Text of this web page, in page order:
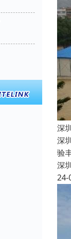
深
深
验
深
24-